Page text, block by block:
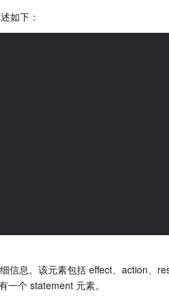
如下：
信息。该元素包括 effect、action、
一个 statement 元素。